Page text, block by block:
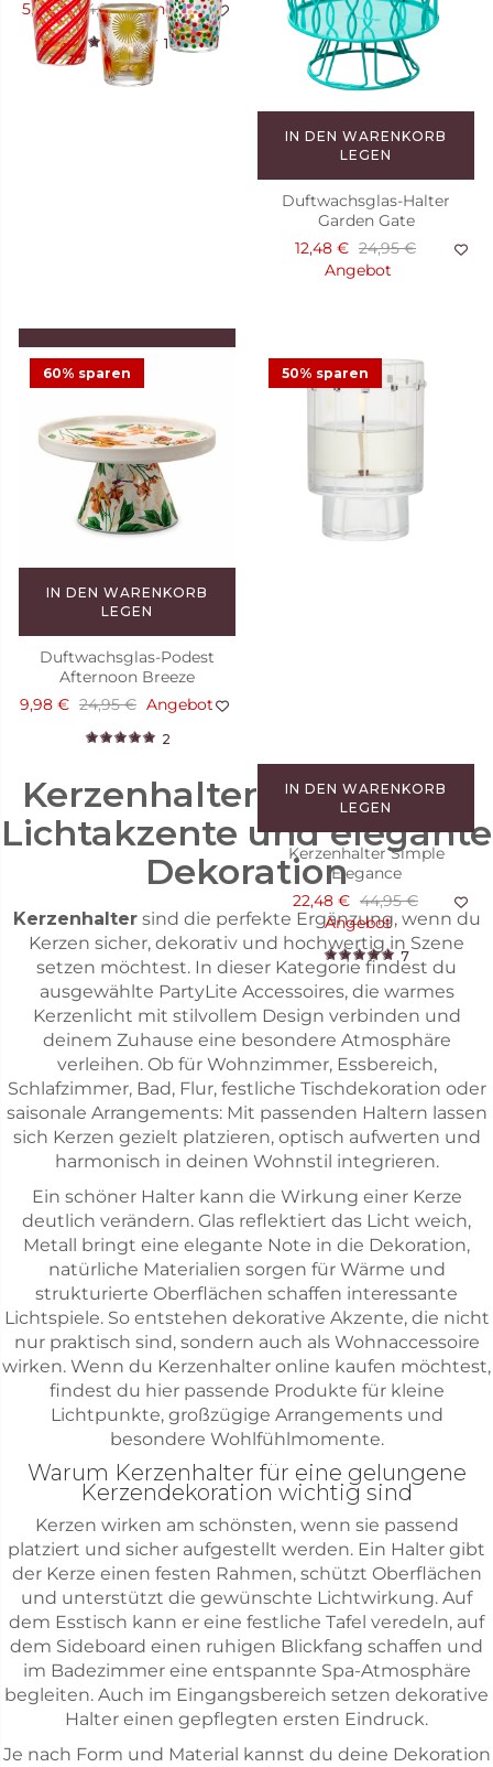
5,98 € 14,95 € Angebot
1
LEGEN
Votivkerzenhalter Deck the
Halls, Trio
7,48 € 14,95 € Angebot
4
IN DEN WARENKORB
LEGEN
Duftwachsglas-Halter
Garden Gate
12,48 € 24,95 €
Angebot
60% sparen
IN DEN WARENKORB
LEGEN
Duftwachsglas-Podest
Afternoon Breeze
9,98 € 24,95 € Angebot
2
50% sparen
IN DEN WARENKORB
LEGEN
Kerzenhalter Simple
Elegance
22,48 € 44,95 €
Angebot
7
Kerzenhalter für stilvolle
Lichtakzente und elegante
Dekoration
Kerzenhaltersind die perfekte Ergänzung, wenn du
Kerzen sicher, dekorativ und hochwertig in Szene
setzen möchtest. In dieser Kategorie findest du
ausgewählte PartyLite Accessoires, die warmes
Kerzenlicht mit stilvollem Design verbinden und
deinem Zuhause eine besondere Atmosphäre
verleihen. Ob für Wohnzimmer, Essbereich,
Schlafzimmer, Bad, Flur, festliche Tischdekoration oder
saisonale Arrangements: Mit passenden Haltern lassen
sich Kerzen gezielt platzieren, optisch aufwerten und
harmonisch in deinen Wohnstil integrieren.
Ein schöner Halter kann die Wirkung einer Kerze
deutlich verändern. Glas reflektiert das Licht weich,
Metall bringt eine elegante Note in die Dekoration,
natürliche Materialien sorgen für Wärme und
strukturierte Oberflächen schaffen interessante
Lichtspiele. So entstehen dekorative Akzente, die nicht
nur praktisch sind, sondern auch als Wohnaccessoire
wirken. Wenn du Kerzenhalter online kaufen möchtest,
findest du hier passende Produkte für kleine
Lichtpunkte, großzügige Arrangements und
besondere Wohlfühlmomente.
Warum Kerzenhalter für eine gelungene
Kerzendekoration wichtig sind
Kerzen wirken am schönsten, wenn sie passend
platziert und sicher aufgestellt werden. Ein Halter gibt
der Kerze einen festen Rahmen, schützt Oberflächen
und unterstützt die gewünschte Lichtwirkung. Auf
dem Esstisch kann er eine festliche Tafel veredeln, auf
dem Sideboard einen ruhigen Blickfang schaffen und
im Badezimmer eine entspannte Spa-Atmosphäre
begleiten. Auch im Eingangsbereich setzen dekorative
Halter einen gepflegten ersten Eindruck.
Je nach Form und Material kannst du deine Dekoration